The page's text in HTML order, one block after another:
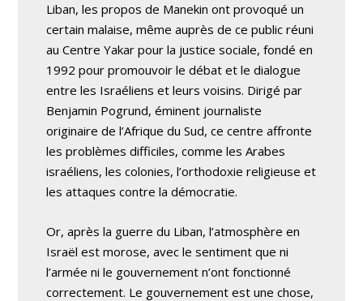
Liban, les propos de Manekin ont provoqué un
certain malaise, même auprès de ce public réuni
au Centre Yakar pour la justice sociale, fondé en
1992 pour promouvoir le débat et le dialogue
entre les Israéliens et leurs voisins. Dirigé par
Benjamin Pogrund, éminent journaliste
originaire de l’Afrique du Sud, ce centre affronte
les problèmes difficiles, comme les Arabes
israéliens, les colonies, l’orthodoxie religieuse et
les attaques contre la démocratie.
Or, après la guerre du Liban, l’atmosphère en
Israël est morose, avec le sentiment que ni
l’armée ni le gouvernement n’ont fonctionné
correctement. Le gouvernement est une chose,